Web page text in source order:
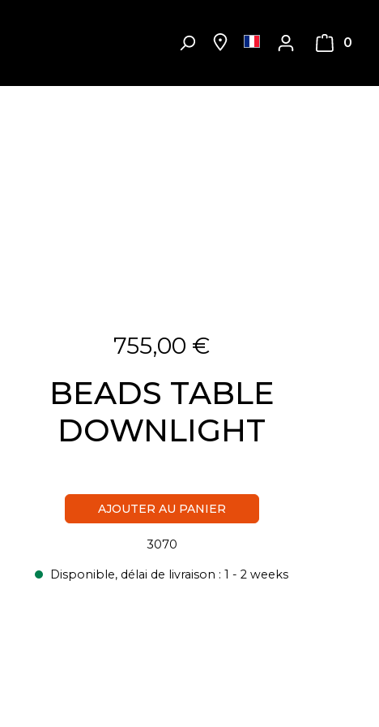
0
755,00 €
BEADS TABLE
DOWNLIGHT
AJOUTER AU PANIER
3070
Disponible, délai de livraison : 1 - 2 weeks